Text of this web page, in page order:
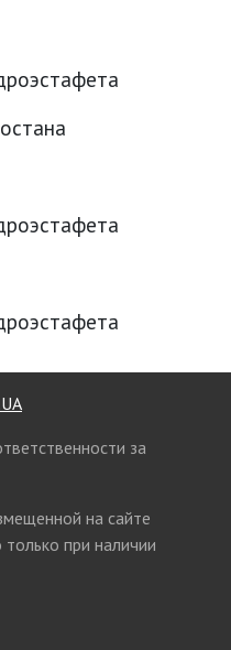
за
на сайте
при наличии